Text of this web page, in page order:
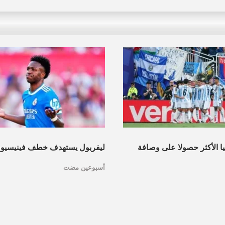
الأكثر حصولا على وصافة ليفربول يستهدف خطف
أسبوعين مضت